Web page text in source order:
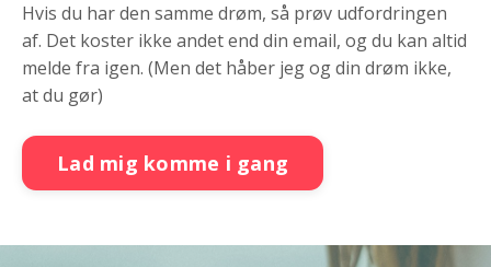
Hvis du har den samme drøm, så prøv udfordringen
af. Det koster ikke andet end din email, og du kan altid
melde fra igen. (Men det håber jeg og din drøm ikke,
at du gør)
Lad mig komme i gang